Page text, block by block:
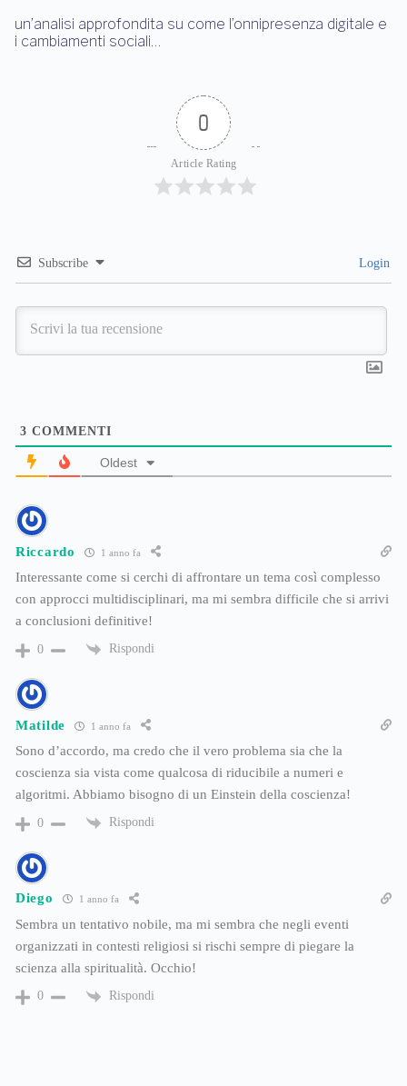
un’analisi approfondita su come l’onnipresenza digitale e
i cambiamenti sociali…
0
Article Rating
Subscribe Login
3 COMMENTI
Oldest
Riccardo 1 anno fa
Interessante come si cerchi di affrontare un tema così complesso
con approcci multidisciplinari, ma mi sembra difficile che si arrivi
a conclusioni definitive!
0 Rispondi
Matilde 1 anno fa
Sono d’accordo, ma credo che il vero problema sia che la
coscienza sia vista come qualcosa di riducibile a numeri e
algoritmi. Abbiamo bisogno di un Einstein della coscienza!
0 Rispondi
Diego 1 anno fa
Sembra un tentativo nobile, ma mi sembra che negli eventi
organizzati in contesti religiosi si rischi sempre di piegare la
scienza alla spiritualità. Occhio!
0 Rispondi